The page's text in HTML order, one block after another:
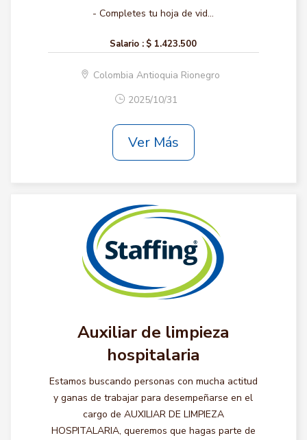
- Completes tu hoja de vid...
Salario : $ 1.423.500
Colombia Antioquia Rionegro
2025/10/31
Ver Más
Auxiliar de limpieza
hospitalaria
Estamos buscando personas con mucha actitud
y ganas de trabajar para desempeñarse en el
cargo de AUXILIAR DE LIMPIEZA
HOSPITALARIA, queremos que hagas parte de